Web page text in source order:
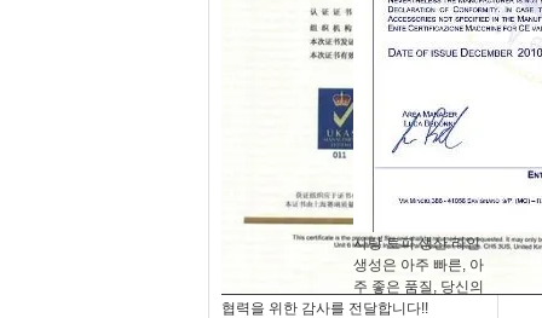
사탕 토피 생산 라인
생성은 아주 빠른, 아
주 좋은 품질, 당신의
협력을 위한 감사를 전달합니다!!